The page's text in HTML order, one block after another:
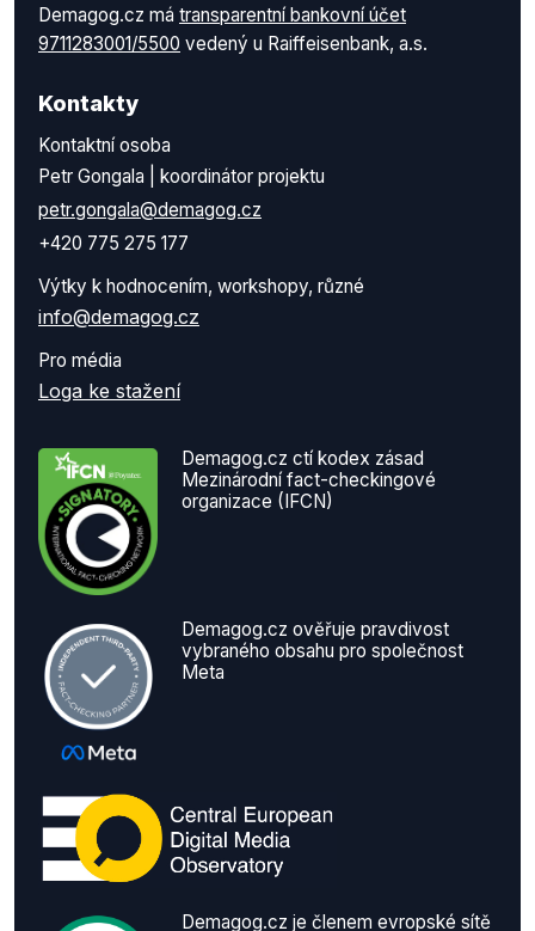
Demagog.cz má transparentní bankovní účet
9711283001/5500 vedený u Raiffeisenbank, a.s.
Kontakty
Kontaktní osoba
Petr Gongala | koordinátor projektu
petr.gongala@demagog.cz
+420 775 275 177
Výtky k hodnocením, workshopy, různé
info@demagog.cz
Pro média
Loga ke stažení
Demagog.cz ctí kodex zásad
Mezinárodní fact-checkingové
organizace (IFCN)
Demagog.cz ověřuje pravdivost
vybraného obsahu pro společnost
Meta
Demagog.cz je členem evropské sítě